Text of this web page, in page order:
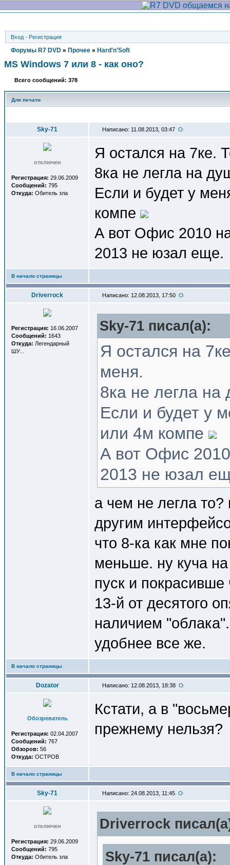
Вход · Регистрация
Форумы R7 DVD » Прочее » Hard'n'Soft
MS Windows 7 или 8 - как оно?
Всего сообщений: 378
Для печати
Sky-71 Написано: 11.08.2013, 03:47
отключен
Регистрация: 29.06.2009
Сообщений: 795
Откуда: Обитель зла
Я остался на 7ке.
8ка не легла на
Если и будет у
компе
А вот Офис 2010
2013 не юзал еще.
В начало страницы
Driverrock Написано: 12.08.2013, 17:50
Регистрация: 16.06.2007
Сообщений: 1643
Откуда: Легендарный
ШУ...
Sky-71 писал(a):
Я остался на
меня.
8ка не легла на
Если и будет у
или 4м компе
А вот Офис
2013 не юзал
а чем не легла
другим
что 8-ка как мне
меньше. ну куча
пуск и покрасивше
13-й от десятого
наличием
удобнее все же.
В начало страницы
Dozator Написано: 12.08.2013, 18:38
Обозреватель
Регистрация: 02.04.2007
Сообщений: 767
Обзоров: 56
Откуда: OCTPOB
Кстати, а в
прежнему нельзя?
В начало страницы
Sky-71 Написано: 24.08.2013, 11:45
отключен
Регистрация: 29.06.2009
Сообщений: 795
Откуда: Обитель зла
Driverrock
Sky-71 писал(a):